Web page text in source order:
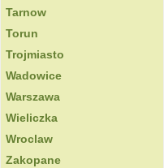
Tarnow
Torun
Trojmiasto
Wadowice
Warszawa
Wieliczka
Wroclaw
Zakopane